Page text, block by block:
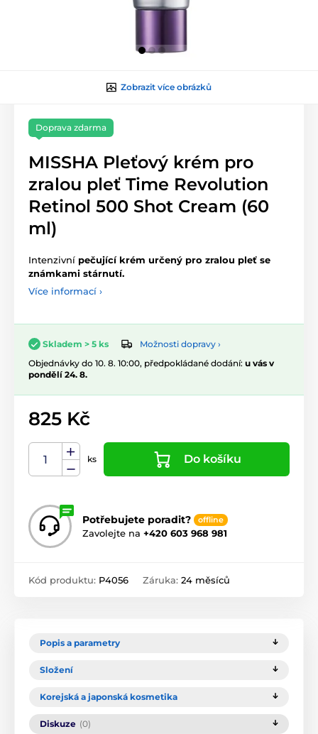
Zobrazit více obrázků
Doprava zdarma
MISSHA Pleťový krém pro
zralou pleť Time Revolution
Retinol 500 Shot Cream (60
ml)
Intenzivní pečující krém určený pro zralou pleť se
známkami stárnutí.
Více informací ›
Skladem > 5 ks
Možnosti dopravy ›
Objednávky do 10. 8. 10:00, předpokládané dodání: u vás v
pondělí 24. 8.
825 Kč
ks Do košíku
Potřebujete poradit? offline
Zavolejte na +420 603 968 981
Kód produktu: P4056 Záruka: 24 měsíců
Popis a parametry
Složení
Korejská a japonská kosmetika
Diskuze (0)